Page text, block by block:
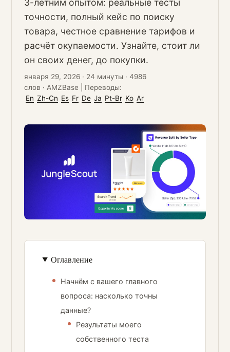
3-летним опытом: реальные тесты
точности, полный кейс по поиску
товара, честное сравнение тарифов и
расчёт окупаемости. Узнайте, стоит ли
он своих денег, до покупки.
января 29, 2026 · 24 минуты ·4986
слов · AMZBase
Переводы:
En Zh-Cn Es Fr De Ja Pt-Br Ko Ar
Оглавление
Начнём с вашего главного
вопроса: насколько точны
данные?
Результаты моего
собственного теста